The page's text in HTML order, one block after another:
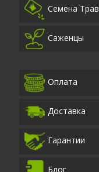
Семена Трав
Саженцы
Оплата
Доставка
Гарантии
Блог